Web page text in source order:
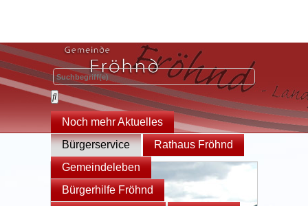
Noch mehr Aktuelles
Bürgerservice
Rathaus Fröhnd
Gemeindeleben
Bürgerhilfe Fröhnd